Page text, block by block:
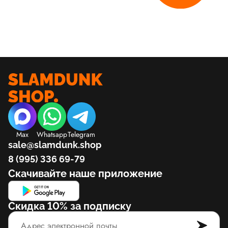
Max WhatsappTelegram
sale@slamdunk.shop
8 (995) 336 69-79
Скачивайте наше приложение
Скидка 10% за подписку